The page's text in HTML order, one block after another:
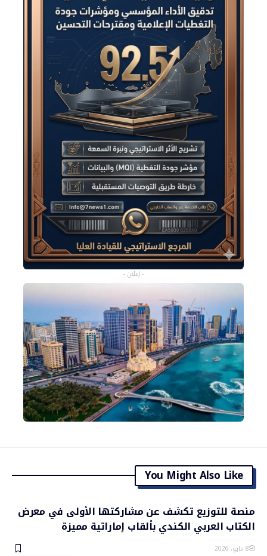
- إعلان -
You Might Also Like
منصة للتوزيع تكشف عن مشاركتها الأولى في معرض
الكتاب العربي الكندي بألقاب إماراتية مميزة
8 مايو، 2026